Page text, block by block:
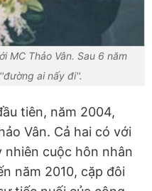
MC Thảo Vân. Sau 6 năm
ai nấy đi''.
tiên, năm 2004,
Vân. Cả hai có với
nhiên cuộc hôn nhân
năm 2010, cặp đôi